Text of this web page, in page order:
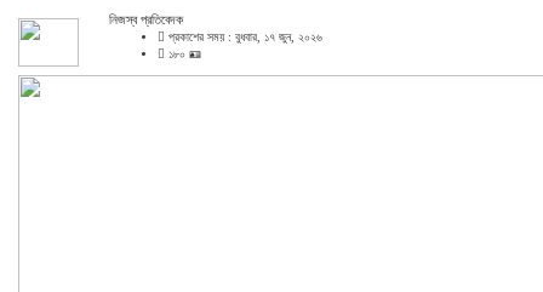
নিজস্ব প্রতিবেদক
প্রকাশের সময় : বুধবার, ১৭ জুন, ২০২৬
১৮০ 🪪